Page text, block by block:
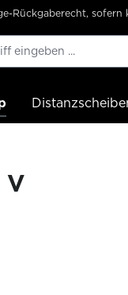
Rückgaberecht,
V